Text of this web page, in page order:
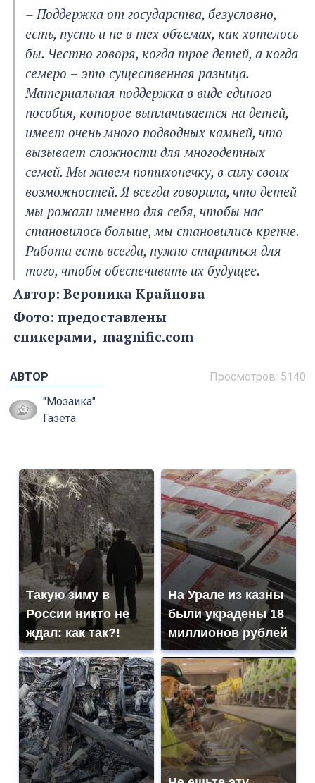
– Поддержка от государства, безусловно,
есть, пусть и не в тех объемах, как хотелось
бы. Честно говоря, когда трое детей, а когда
семеро – это существенная разница.
Материальная поддержка в виде единого
пособия, которое выплачивается на детей,
имеет очень много подводных камней, что
вызывает сложности для многодетных
семей. Мы живем потихонечку, в силу своих
возможностей. Я всегда говорила, что детей
мы рожали именно для себя, чтобы нас
становилось больше, мы становились крепче.
Работа есть всегда, нужно стараться для
того, чтобы обеспечивать их будущее.
Автор: Вероника Крайнова
Фото: предоставлены
спикерами, magnific.com
Просмотров: 5140
АВТОР
"Мозаика"
Газета
Такую зиму в
России никто не
ждал: как так?!
На Урале из казны
были украдены 18
миллионов рублей